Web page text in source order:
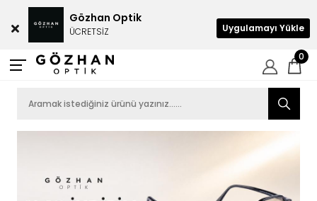
0
Gözhan Optik
ÜCRETSİZ Uygulamayı Yükle